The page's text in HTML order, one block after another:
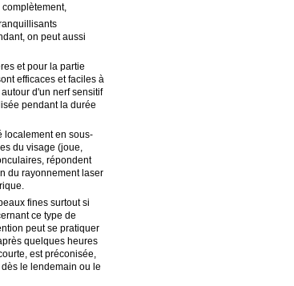
on peut aussi
et pour la partie
efficaces et faciles à
d'un nerf sensitif
pendant la durée
localement en sous-
du visage (joue,
répondent
du rayonnement laser
fines surtout si
ce type de
peut se pratiquer
quelques heures
est préconisée,
le lendemain ou le